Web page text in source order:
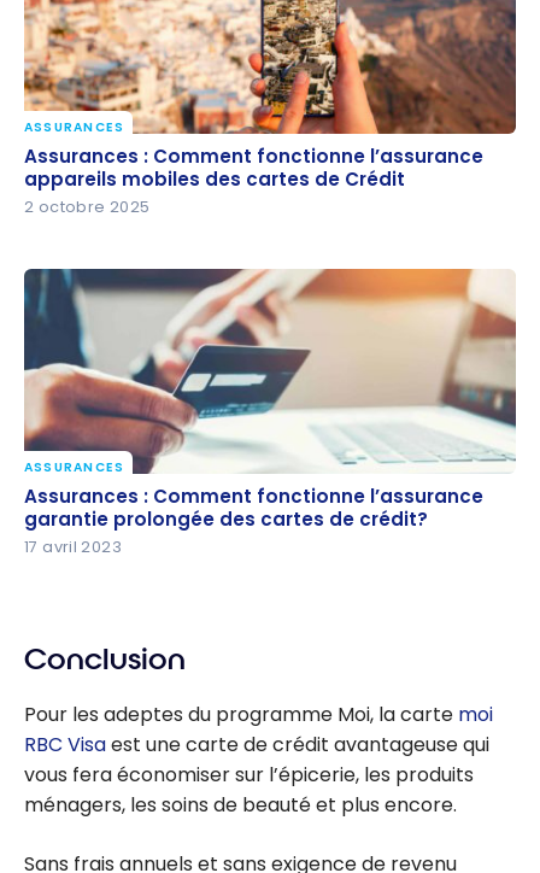
Assurances : Comment fonctionne l’assurance
appareils mobiles des cartes de Crédit
ASSURANCES
Assurances : Comment fonctionne l’assurance
appareils mobiles des cartes de Crédit
2 octobre 2025
Assurances : Comment fonctionne l’assurance
garantie prolongée des cartes de crédit?
ASSURANCES
Assurances : Comment fonctionne l’assurance
garantie prolongée des cartes de crédit?
17 avril 2023
Conclusion
Pour les adeptes du programme Moi, la carte moi
RBC Visaest une carte de crédit avantageuse qui
vous fera économiser sur l’épicerie, les produits
ménagers, les soins de beauté et plus encore.
Sans frais annuels et sans exigence de revenu